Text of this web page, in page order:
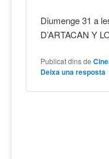
Diumenge 31 a
D’ARTACAN Y
Publicat dins de
Deixa una resposta